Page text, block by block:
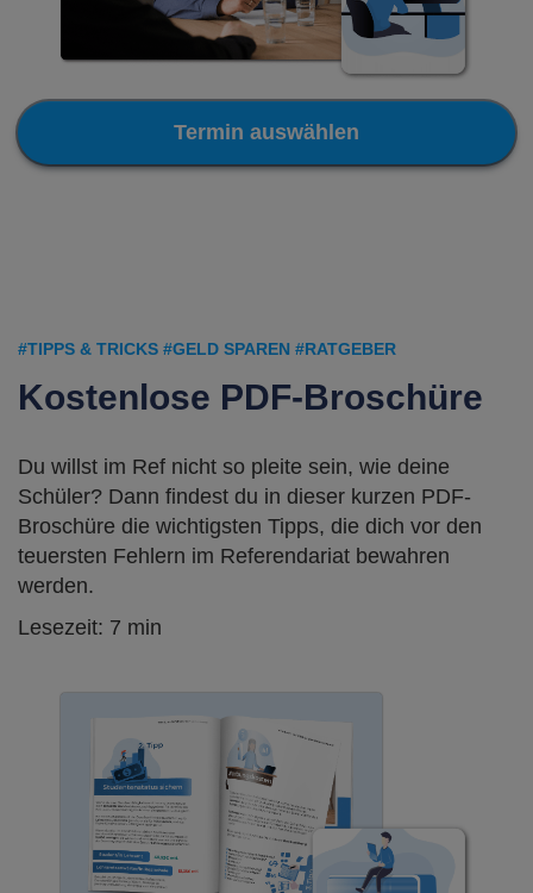
Termin auswählen
#TIPPS & TRICKS #GELD SPAREN #RATGEBER
Kostenlose PDF-Broschüre
Du willst im Ref nicht so pleite sein, wie deine
Schüler? Dann findest du in dieser kurzen PDF-
Broschüre die wichtigsten Tipps, die dich vor den
teuersten Fehlern im Referendariat bewahren
werden.
Lesezeit: 7 min